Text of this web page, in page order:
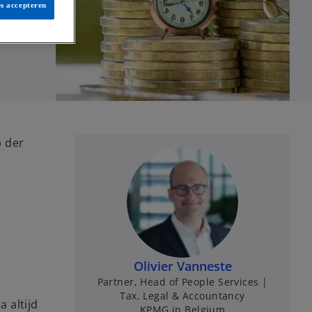
der
altijd
Olivier Vanneste
Partner, Head of People Services |
Tax, Legal & Accountancy
accepteren